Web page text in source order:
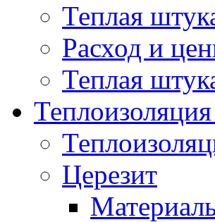
Теплая
Расход и
Теплая
Церезит